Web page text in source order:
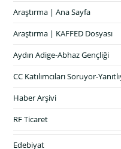
Araştırma | Ana Sayfa
Araştırma | KAFFED Dosyası
Aydın Adige-Abhaz Gençliği
CC Katılımcıları Soruyor-
Haber Arşivi
RF Ticaret
Edebiyat